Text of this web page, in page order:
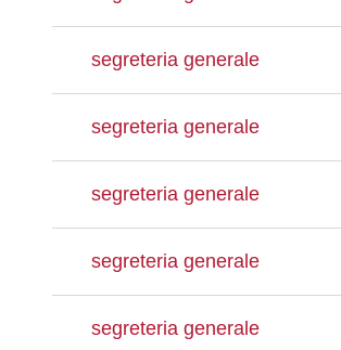
segreteria generale
segreteria generale
segreteria generale
segreteria generale
segreteria generale